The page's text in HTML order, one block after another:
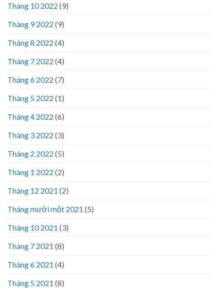
Tháng 10 2022 (9)
Tháng 9 2022 (9)
Tháng 8 2022 (4)
Tháng 7 2022 (4)
Tháng 6 2022 (7)
Tháng 5 2022 (1)
Tháng 4 2022 (6)
Tháng 3 2022 (3)
Tháng 2 2022 (5)
Tháng 1 2022 (2)
Tháng 12 2021 (2)
Tháng mười một 2021 (5)
Tháng 10 2021 (3)
Tháng 7 2021 (8)
Tháng 6 2021 (4)
Tháng 5 2021 (8)